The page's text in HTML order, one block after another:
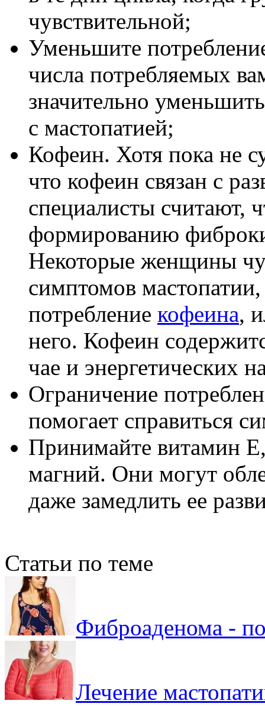
чувствительной;
Уменьшите
числа потребляемых
значительно
с мастопатией;
Кофеин. Хотя пока не
что кофеин связан с
специалисты считают,
формированию
Некоторые женщины
симптомов
потребление кофеина,
него. Кофеин
чае и энергетических
Ограничение
помогает справиться
Принимайте витамин
магний. Они могут
даже замедлить ее
Статьи по теме
Фиброаденома -
Лечение